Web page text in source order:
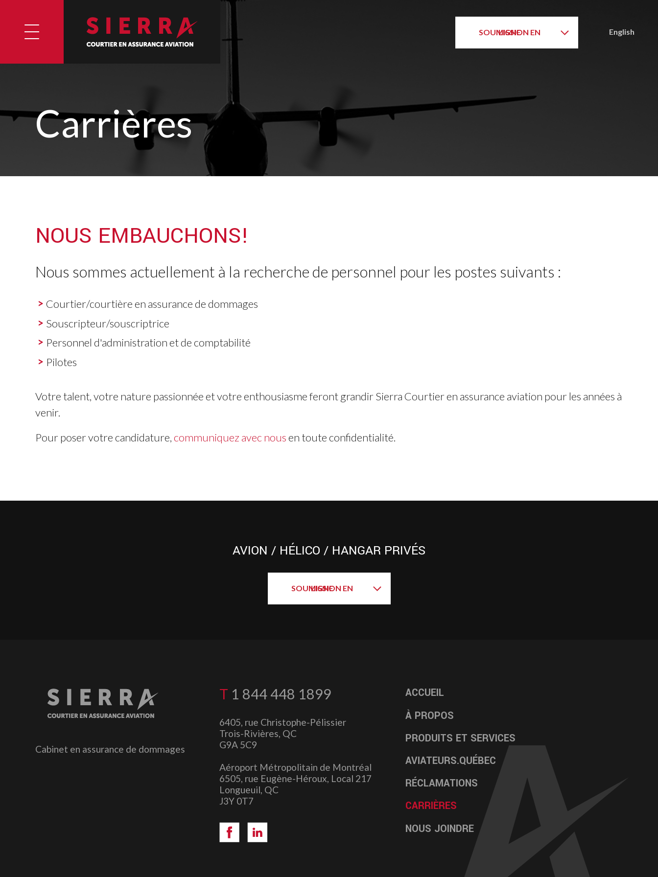
SOUMISSION EN LIGNE English
Carrières
NOUS EMBAUCHONS!
Nous sommes actuellement à la recherche de personnel pour les postes suivants :
Courtier/courtière en assurance de dommages
Souscripteur/souscriptrice
Personnel d'administration et de comptabilité
Pilotes
Votre talent, votre nature passionnée et votre enthousiasme feront grandir Sierra Courtier en assurance aviation pour les années à
venir.
Pour poser votre candidature,communiquez avec nousen toute confidentialité.
AVION / HÉLICO / HANGAR PRIVÉS
SOUMISSION EN LIGNE
Cabinet en assurance de dommages
T 1 844 448 1899
6405, rue Christophe-Pélissier
Trois-Rivières, QC
G9A 5C9
Aéroport Métropolitain de Montréal
6505, rue Eugène-Héroux, Local 217
Longueuil, QC
J3Y 0T7
ACCUEIL
À PROPOS
PRODUITS ET SERVICES
AVIATEURS.QUÉBEC
RÉCLAMATIONS
CARRIÈRES
NOUS JOINDRE